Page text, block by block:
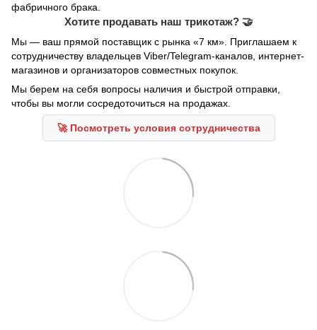
фабричного брака.
Хотите продавать наш трикотаж? 🤝
Мы — ваш прямой поставщик с рынка «7 км». Приглашаем к
сотрудничеству владельцев Viber/Telegram-каналов, интернет-
магазинов и организаторов совместных покупок.
Мы берем на себя вопросы наличия и быстрой отправки,
чтобы вы могли сосредоточиться на продажах.
🚀 Посмотреть условия сотрудничества